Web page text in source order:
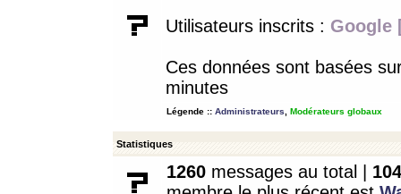
Utilisateurs inscrits : Google
Ces données sont basées
minutes
Légende :: Administrateurs Modérateurs globaux
Statistiques
1260 messages au total | 104